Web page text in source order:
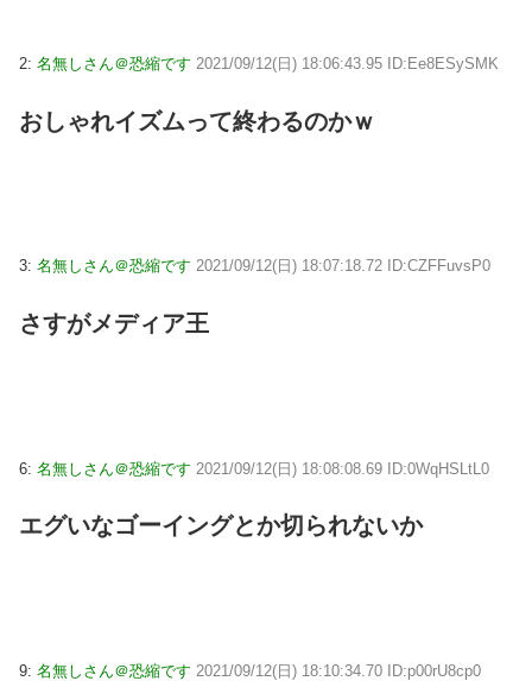
2: 名無しさん＠恐縮です 2021/09/12(日) 18:06:43.95 ID:Ee8ESySMK
おしゃれイズムって終わるのかｗ
3: 名無しさん＠恐縮です 2021/09/12(日) 18:07:18.72 ID:CZFFuvsP0
さすがメディア王
6: 名無しさん＠恐縮です 2021/09/12(日) 18:08:08.69 ID:0WqHSLtL0
エグいなゴーイングとか切られないか
9: 名無しさん＠恐縮です 2021/09/12(日) 18:10:34.70 ID:p00rU8cp0